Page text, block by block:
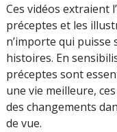
Ces vidéos extraient
préceptes et les
n’importe qui puisse
histoires. En
préceptes sont
une vie meilleure,
des changements
de vue.